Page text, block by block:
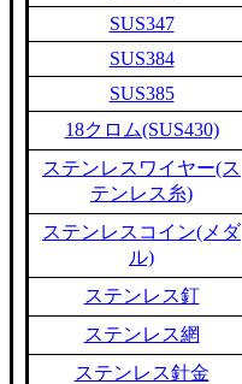
SUS347
SUS384
SUS385
18クロム(SUS430)
ステンレスワイヤー(ス
テンレス糸)
ステンレスコイン(メダ
ル)
ステンレス釘
ステンレス網
ステンレス針金